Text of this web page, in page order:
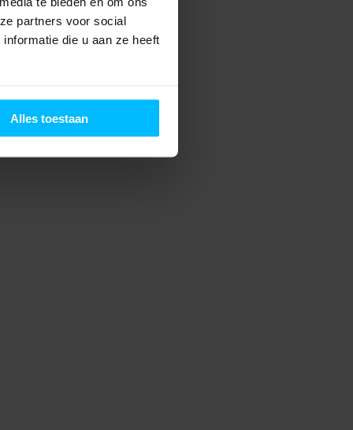
partners voor social
die u aan ze heeft
Alles toestaan